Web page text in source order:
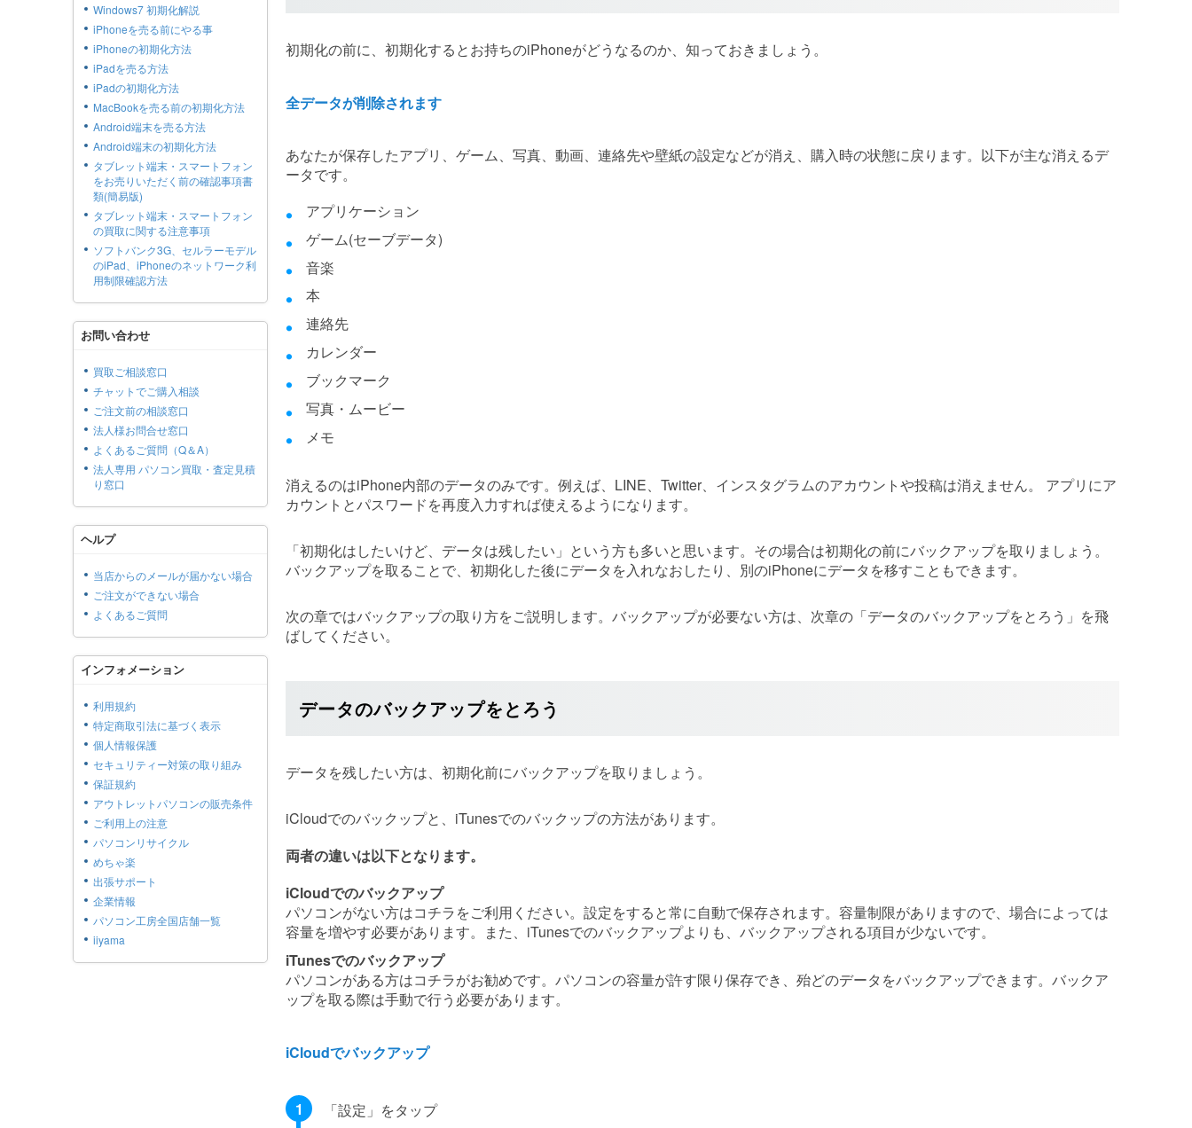
初期化の前に、初期化するとお持ちのiPhoneがどうなるのか、知っておきましょう。
全データが削除されます
あなたが保存したアプリ、ゲーム、写真、動画、連絡先や壁紙の設定などが消え、購入時の状態に戻ります。以下が主な消えるデ
ータです。
アプリケーション
ゲーム(セーブデータ)
音楽
本
連絡先
カレンダー
ブックマーク
写真・ムービー
メモ
消えるのはiPhone内部のデータのみです。例えば、LINE、Twitter、インスタグラムのアカウントや投稿は消えません。 アプリにア
カウントとパスワードを再度入力すれば使えるようになります。
「初期化はしたいけど、データは残したい」という方も多いと思います。その場合は初期化の前にバックアップを取りましょう。
バックアップを取ることで、初期化した後にデータを入れなおしたり、別のiPhoneにデータを移すこともできます。
次の章ではバックアップの取り方をご説明します。バックアップが必要ない方は、次章の「データのバックアップをとろう」を飛
ばしてください。
データのバックアップをとろう
データを残したい方は、初期化前にバックアップを取りましょう。
iCloudでのバックップと、iTunesでのバックップの方法があります。
両者の違いは以下となります。
iCloudでのバックアップ
パソコンがない方はコチラをご利用ください。設定をすると常に自動で保存されます。容量制限がありますので、場合によっては
容量を増やす必要があります。また、iTunesでのバックアップよりも、バックアップされる項目が少ないです。
iTunesでのバックアップ
パソコンがある方はコチラがお勧めです。パソコンの容量が許す限り保存でき、殆どのデータをバックアップできます。バックア
ップを取る際は手動で行う必要があります。
iCloudでバックアップ
「設定」をタップ
Windows7 初期化解説
iPhoneを売る前にやる事
iPhoneの初期化方法
iPadを売る方法
iPadの初期化方法
MacBookを売る前の初期化方法
Android端末を売る方法
Android端末の初期化方法
タブレット端末・スマートフォン
をお売りいただく前の確認事項書
類(簡易版)
タブレット端末・スマートフォン
の買取に関する注意事項
ソフトバンク3G、セルラーモデル
のiPad、iPhoneのネットワーク利
用制限確認方法
お問い合わせ
買取ご相談窓口
チャットでご購入相談
ご注文前の相談窓口
法人様お問合せ窓口
よくあるご質問（Q＆A）
法人専用 パソコン買取・査定見積
り窓口
ヘルプ
当店からのメールが届かない場合
ご注文ができない場合
よくあるご質問
インフォメーション
利用規約
特定商取引法に基づく表示
個人情報保護
セキュリティー対策の取り組み
保証規約
アウトレットパソコンの販売条件
ご利用上の注意
パソコンリサイクル
めちゃ楽
出張サポート
企業情報
パソコン工房全国店舗一覧
iiyama